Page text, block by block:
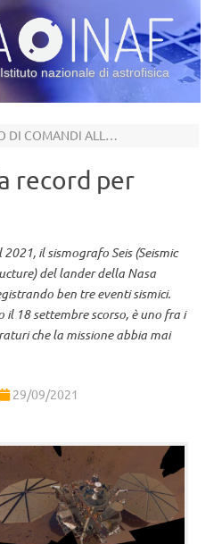
nazionale di astrofisica
SOSPESO DA OGGI L’INVIO DI COMANDI ALLA SONDA
record per
il sismografo Seis (Seismic
del lander della Nasa
ben tre eventi sismici.
il 18 settembre scorso, è uno fra i
che la missione abbia mai
29/09/2021